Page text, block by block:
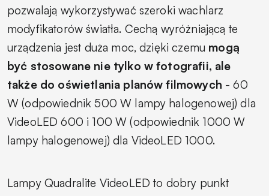
pozwalają wykorzystywać szeroki wachlarz
modyfikatorów światła. Cechą wyróżniającą te
urządzenia jest duża moc, dzięki czemu mogą
być stosowane nie tylko w fotografii, ale
także do oświetlania planów filmowych - 60
W (odpowiednik 500 W lampy halogenowej) dla
VideoLED 600 i 100 W (odpowiednik 1000 W
lampy halogenowej) dla VideoLED 1000.
Lampy Quadralite VideoLED to dobry punkt